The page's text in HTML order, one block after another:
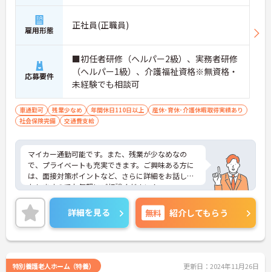
雇用形態 正社員(正職員)
応募要件
■初任者研修（ヘルパー2級）、実務者研修
（ヘルパー1級）、介護福祉資格※無資格・
未経験でも相談可
車通勤可 残業少なめ 年間休日110日以上
産休･育休･介護休暇取得実績あり
社会保険完備
交通費支給
マイカー通勤可能です。また、残業が少なめなの
で、プライベートも充実できます。ご興味ある方に
は、面接対策ポイントなど、さらに詳細をお話しい
たしますのでお気軽にご相談ください！
詳細を見る 無料 紹介してもらう
特別養護老人ホーム（特養） 更新日：2024年11月26日